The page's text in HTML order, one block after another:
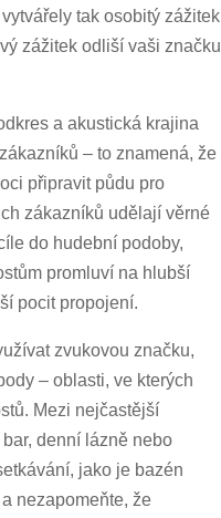
tak osobitý zážitek
zážitek odliší vaši značku
a akustická krajina
– to znamená, že
připravit půdu pro
zákazníků udělají věrné
do hudební podoby,
promluví na hlubší
pocit propojení.
zvukovou značku,
– oblasti, ve kterých
Mezi nejčastější
denní lázně nebo
jako je bazén
nezapomeňte, že